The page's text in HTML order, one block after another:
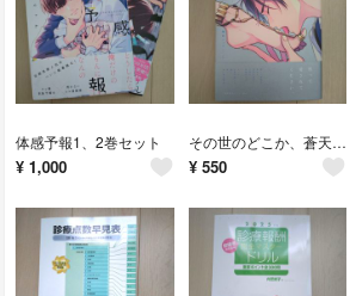
体感予報1、2巻セット
¥ 1,000
その世のどこか、蒼天のゆりかご
¥ 550